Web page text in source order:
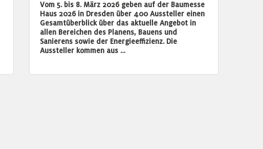
Vom 5. bis 8. März 2026 geben auf der Baumesse
Haus 2026 in Dresden über 400 Aussteller einen
Gesamtüberblick über das aktuelle Angebot in
allen Bereichen des Planens, Bauens und
Sanierens sowie der Energieeffizienz. Die
Aussteller kommen aus …